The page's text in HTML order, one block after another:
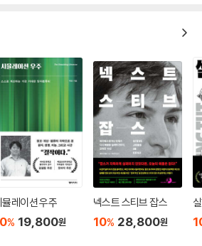
과
론’
과학 활동
계
, 진리/진실, 민주주의
사후검증
사례들
지 못했을까? 셋째, ‘분단체제 한국에서 일
학 논쟁”에 영향을 주었는가? 영향을 주었다면
천안함 “과학 논쟁”의 연구는 논쟁적 상황을
가? 사회적 맥락에서 일어나는 과학/기술 논쟁
에서, 이 논쟁 연구는 어떤 시사점을 줄 수 있
의 파손 형상과 시뮬레이션, ‘1번 어뢰’, 백색
증거물을 중심으로 한 논쟁들을 각각의 장에
했다. 각 장마다 논쟁을 이해하는 데 도움이
레이션의 표상과 발표와 관련한 논의, 결정
이해, 실험실의 과학 실행과 연구재현성의
당화하는 문제 등을 다루었다.
리오가 아니라 증거를 중심으로 전개한 관찰
뮬레이션 우주
% 19,800원
넥스트 스티브 잡스
10% 28,800원